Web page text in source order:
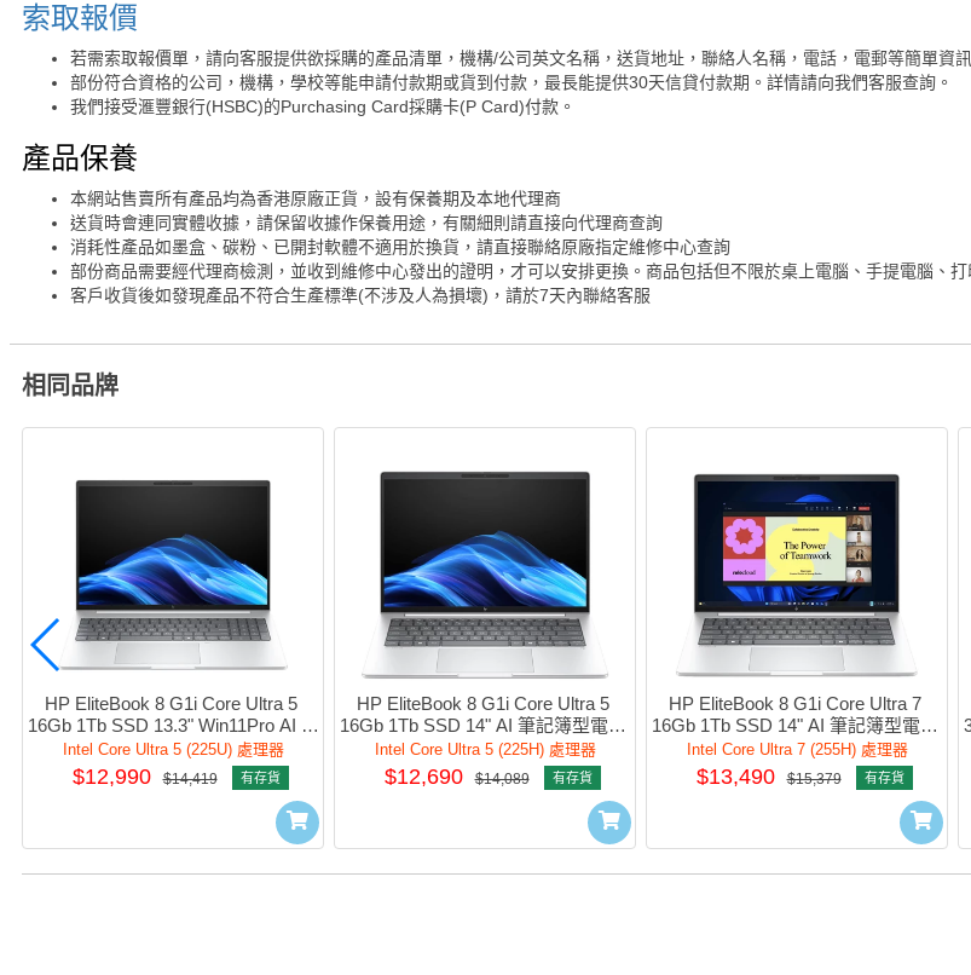
索取報價
若需索取報價單，請向客服提供欲採購的產品清單，機構/公司英文名稱，送貨地址，聯絡人名稱，電話，電郵等簡單資訊
部份符合資格的公司，機構，學校等能申請付款期或貨到付款，最長能提供30天信貸付款期。詳情請向我們客服查詢。
我們接受滙豐銀行(HSBC)的Purchasing Card採購卡(P Card)付款。
產品保養
本網站售賣所有產品均為香港原廠正貨，設有保養期及本地代理商
送貨時會連同實體收據，請保留收據作保養用途，有關細則請直接向代理商查詢
消耗性產品如墨盒、碳粉、已開封軟體不適用於換貨，請直接聯絡原廠指定維修中心查詢
部份商品需要經代理商檢測，並收到維修中心發出的證明，才可以安排更換。商品包括但不限於桌上電腦、手提電腦、打
客戶收貨後如發現產品不符合生產標準(不涉及人為損壞)，請於7天內聯絡客服
相同品牌
HP EliteBook 8 G1i Core Ultra 5
16Gb 1Tb SSD 13.3" Win11Pro AI 筆
記簿型電腦  #C20FZPT#AB5
Intel Core Ultra 5 (225U) 處理器
$12,990 $14,419 有存貨
HP EliteBook 8 G1i Core Ultra 5
16Gb 1Tb SSD 14" AI 筆記簿型電腦
#C27H3PT#AB5
Intel Core Ultra 5 (225H) 處理器
$12,690 $14,089 有存貨
HP EliteBook 8 G1i Core Ultra 7
16Gb 1Tb SSD 14" AI 筆記簿型電腦
#C27HFPT#AB5
Intel Core Ultra 7 (255H) 處理器
$13,490 $15,379 有存貨